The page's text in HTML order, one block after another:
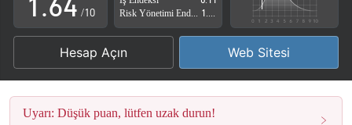
2
3
4
7
8
9
5
6
7
/10
Hesap Açın Web Sitesi
Uyarı: Düşük puan, lütfen uzak durun!